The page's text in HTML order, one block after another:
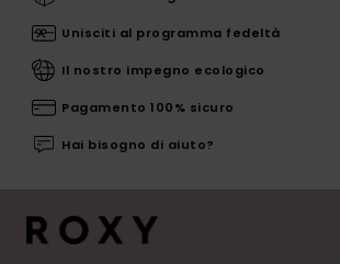
Unisciti al programma fedeltà
Il nostro impegno ecologico
Pagamento 100% sicuro
Hai bisogno di aiuto?